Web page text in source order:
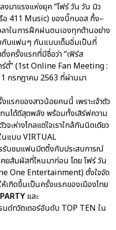
มาแรงแห่งยุค “โฟร์ วัน วัน มิว
411 Music) ของบิ๊กบอส กึ้ง–
าในการฝึกฝนตนเองทุกด้านอย่าง
กับแฟนๆ กันแบบเต็มอิ่มเป็นที่
งครั้งแรกที่มีชื่อว่า “เฟิร์ส
ตี้” (1st Online Fan Meeting :
กรกฎาคม 2563 ที่ผ่านมา
แรกของสาวน้อยคนนี้ เพราะเจ้าตัว
นได้ดีสุดพลัง พร้อมทั้งเสิร์ฟความ
ะห่างไกลแต่ใจเราใกล้กันนิดเดียว
นแบบ VIRTUAL
รับชมแฟนมีตติ้งกับประสบการณ์
ยสัมผัสที่ไหนมาก่อน โดย โฟร์ วัน
One Entertainment) ตั้งใจจัด
เกิดขึ้นเป็นครั้งแรกของเมืองไทย
และ
นด์ทวิตเตอร์อันดับ TOP TEN ใน